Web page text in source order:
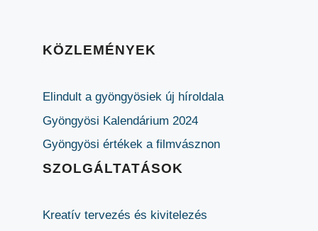
KÖZLEMÉNYEK
Elindult a gyöngyösiek új híroldala
Gyöngyösi Kalendárium 2024
Gyöngyösi értékek a filmvásznon
SZOLGÁLTATÁSOK
Kreatív tervezés és kivitelezés